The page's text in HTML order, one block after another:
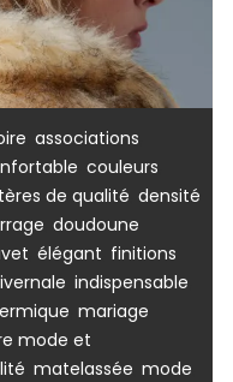
associations
couleurs
de qualité densité
doudoune
élégant finitions
indispensable
mariage
mode et
matelassée mode